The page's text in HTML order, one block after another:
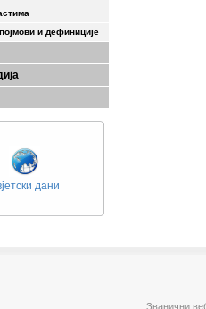
и дефиниције
дани
Званични